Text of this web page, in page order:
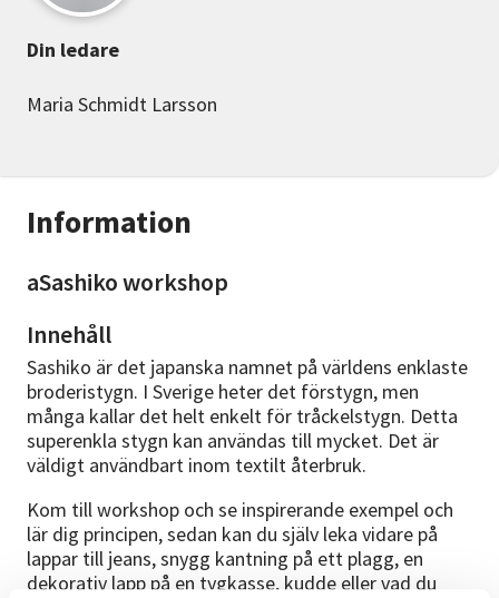
Information
aSashiko workshop
Innehåll
Sashiko är det japanska namnet på världens enklaste
broderistygn. I Sverige heter det förstygn, men
många kallar det helt enkelt för tråckelstygn. Detta
superenkla stygn kan användas till mycket. Det är
väldigt användbart inom textilt återbruk.
Kom till workshop och se inspirerande exempel och
lär dig principen, sedan kan du själv leka vidare på
lappar till jeans, snygg kantning på ett plagg, en
dekorativ lapp på en tygkasse, kudde eller vad du
Din ledare
Maria Schmidt Larsson